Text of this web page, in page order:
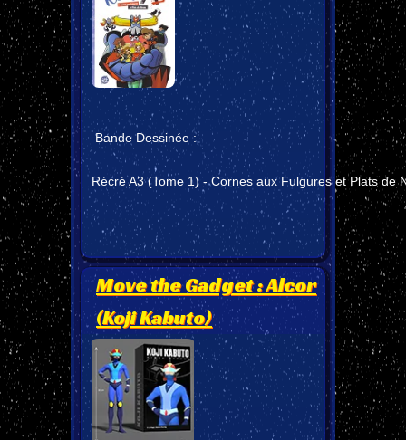
Bande Dessinée :
Récré A3 (Tome 1) - Cornes aux Fulgures et Plats de
Move the Gadget : Alcor
(Koji Kabuto)